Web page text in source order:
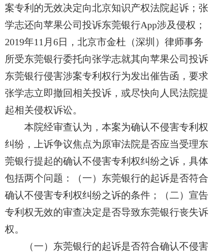
案专利的无效决定向北京知识产权法院起诉；张
学志还向苹果公司投诉东莞银行App涉及侵权；
2019年11月6日，北京市金杜（深圳）律师事务
所受东莞银行委托向张学志就其向苹果公司投诉
东莞银行侵害涉案专利权行为发出催告函，要求
张学志立即撤回相关投诉，或尽快向人民法院提
起相关侵权诉讼。
本院经审查认为，本案为确认不侵害专利权
纠纷，上诉争议焦点为原审法院是否应当受理东
莞银行提起的确认不侵害专利权纠纷之诉，具体
包括两个问题：（一）东莞银行的起诉是否符合
确认不侵害专利权纠纷之诉的条件；（二）宣告
专利权无效的审查决定是否导致东莞银行丧失诉
权。
（一）东莞银行的起诉是否符合确认不侵害